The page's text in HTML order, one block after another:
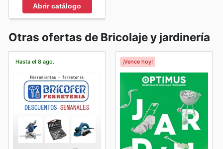
Abrir catálogo
Otras ofertas de Bricolaje y jardinería
Hasta el 8 ago. ¡Vence hoy!